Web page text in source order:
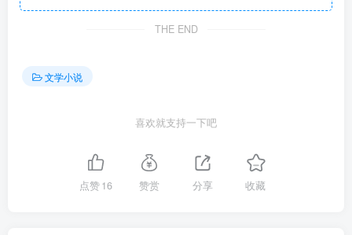
THE END
文学小说
喜欢就支持一下吧
点赞16 赞赏 分享 收藏